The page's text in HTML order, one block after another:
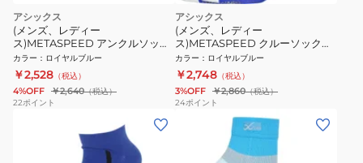
アシックス
(メンズ、レディー
ス)METASPEED アンクルソック
ス 3013B399.400
カラー ： ロイヤルブルー
￥2,528 （税込）
4%OFF ￥2,640（税込）
22ポイント
アシックス
(メンズ、レディー
ス)METASPEED クルーソックス
3013B398.400
カラー ： ロイヤルブルー
￥2,748 （税込）
3%OFF ￥2,860（税込）
24ポイント